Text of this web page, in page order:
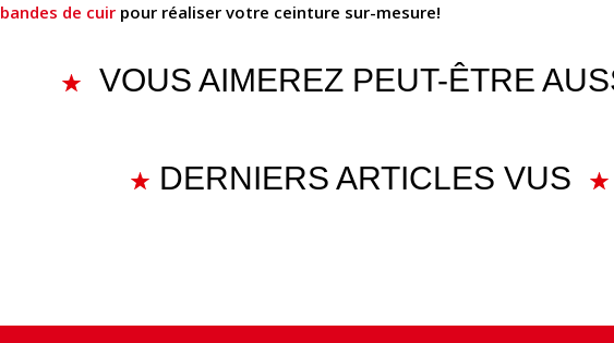
bandes de cuir pour réaliser votre ceinture sur-mesure!
VOUS AIMEREZ PEUT-ÊTRE
DERNIERS ARTICLES VUS